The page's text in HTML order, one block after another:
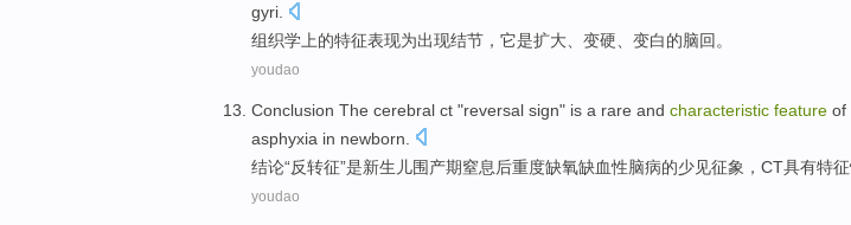
gyri
组织学上的特征表现为出现结节 ， 它是扩大 、变硬、变白的脑回。
youdao
Conclusion The cerebral ct "reversal sign" is a rare and characteristic feature of
asphyxia in newborn
结论“反转征”是新生儿围产期窒息后重度缺氧缺血性脑病的少见征象， CT具有特
youdao